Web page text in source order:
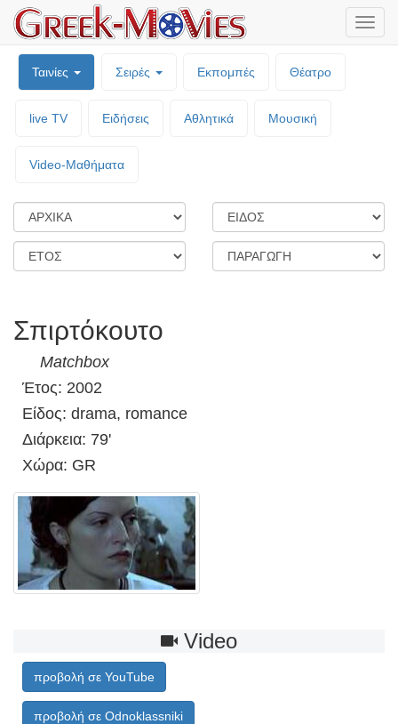
Ταινίες Σειρές Εκπομπές Θέατρο
live TV Ειδήσεις Αθλητικά Μουσική
Video-Mαθήματα
Σπιρτόκουτο
Matchbox
Έτος: 2002
Είδος: drama, romance
Διάρκεια: 79'
Χώρα: GR
Video
προβολή σε YouTube
προβολή σε Odnoklassniki